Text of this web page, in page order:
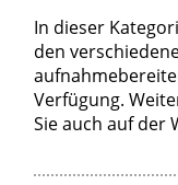
In dieser
den
Verfügung.
Sie auch auf der